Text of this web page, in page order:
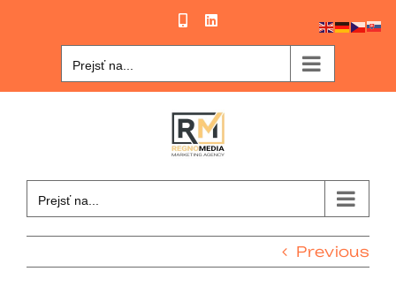
PhoneLinkedIn
Prejsť na...
Prejsť na...
Previous